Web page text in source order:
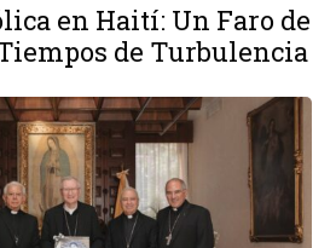
en Haití: Un Faro de
de Turbulencia